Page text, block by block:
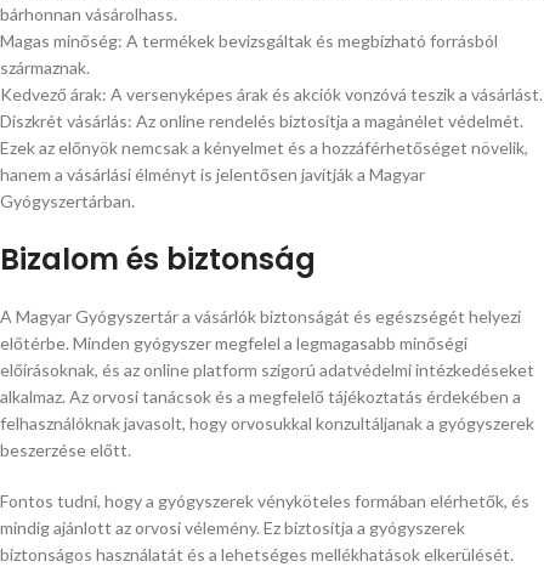
bárhonnan vásárolhass.
Magas minőség: A termékek bevizsgáltak és megbízható forrásból
származnak.
Kedvező árak: A versenyképes árak és akciók vonzóvá teszik a vásárlást.
Diszkrét vásárlás: Az online rendelés biztosítja a magánélet védelmét.
Ezek az előnyök nemcsak a kényelmet és a hozzáférhetőséget növelik,
hanem a vásárlási élményt is jelentősen javítják a Magyar
Gyógyszertárban.
Bizalom és biztonság
A Magyar Gyógyszertár a vásárlók biztonságát és egészségét helyezi
előtérbe. Minden gyógyszer megfelel a legmagasabb minőségi
előírásoknak, és az online platform szigorú adatvédelmi intézkedéseket
alkalmaz. Az orvosi tanácsok és a megfelelő tájékoztatás érdekében a
felhasználóknak javasolt, hogy orvosukkal konzultáljanak a gyógyszerek
beszerzése előtt.
Fontos tudni, hogy a gyógyszerek vényköteles formában elérhetők, és
mindig ajánlott az orvosi vélemény. Ez biztosítja a gyógyszerek
biztonságos használatát és a lehetséges mellékhatások elkerülését.